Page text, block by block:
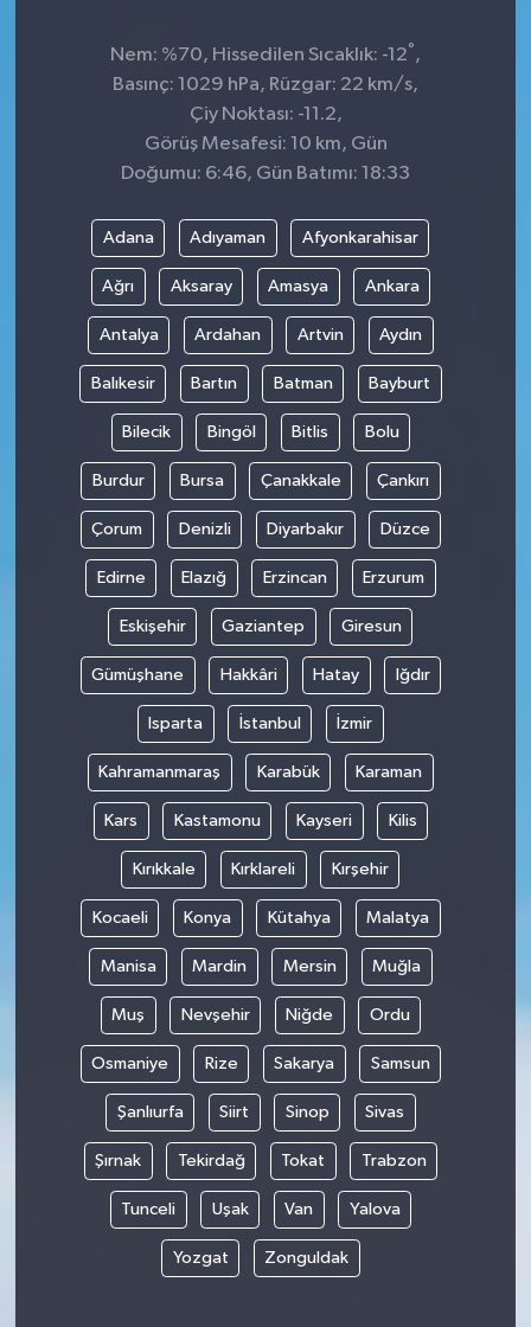
Nem: %70, Hissedilen Sıcaklık: -12° ,
Basınç: 1029 hPa, Rüzgar: 22 km/s,
Çiy Noktası: -11.2,
Görüş Mesafesi: 10 km, Gün
Doğumu: 6:46, Gün Batımı: 18:33
Adana Adıyaman Afyonkarahisar
Ağrı Aksaray Amasya Ankara
Antalya Ardahan Artvin Aydın
Balıkesir Bartın Batman Bayburt
Bilecik Bingöl Bitlis Bolu
Burdur Bursa Çanakkale Çankırı
Çorum Denizli Diyarbakır Düzce
Edirne Elazığ Erzincan Erzurum
Eskişehir Gaziantep Giresun
Gümüşhane Hakkâri Hatay Iğdır
Isparta İstanbul İzmir
Kahramanmaraş Karabük Karaman
Kars Kastamonu Kayseri Kilis
Kırıkkale Kırklareli Kırşehir
Kocaeli Konya Kütahya Malatya
Manisa Mardin Mersin Muğla
Muş Nevşehir Niğde Ordu
Osmaniye Rize Sakarya Samsun
Şanlıurfa Siirt Sinop Sivas
Şırnak Tekirdağ Tokat Trabzon
Tunceli Uşak Van Yalova
Yozgat Zonguldak
SPOR